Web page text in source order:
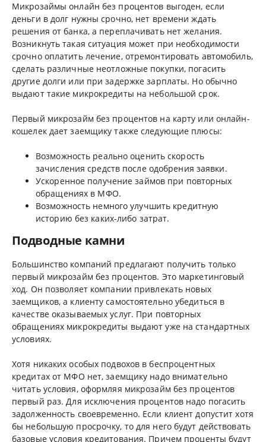
Микрозаймы онлайн без процентов выгоден, если
деньги в долг нужны срочно, нет времени ждать
решения от банка, а переплачивать нет желания.
Возникнуть такая ситуация может при необходимости
срочно оплатить лечение, отремонтировать автомобиль,
сделать различные неотложные покупки, погасить
другие долги или при задержке зарплаты. Но обычно
выдают такие микрокредиты на небольшой срок.
Первый микрозайм без процентов на карту или онлайн-
кошелек дает заемщику также следующие плюсы:
Возможность реально оценить скорость
зачисления средств после одобрения заявки.
Ускоренное получение займов при повторных
обращениях в МФО.
Возможность немного улучшить кредитную
историю без каких-либо затрат.
Подводные камни
Большинство компаний предлагают получить только
первый микрозайм без процентов. Это маркетинговый
ход. Он позволяет компании привлекать новых
заемщиков, а клиенту самостоятельно убедиться в
качестве оказываемых услуг. При повторных
обращениях микрокредиты выдают уже на стандартных
условиях.
Хотя никаких особых подвохов в беспроцентных
кредитах от МФО нет, заемщику надо внимательно
читать условия, оформляя микрозайм без процентов
первый раз. Для исключения процентов надо погасить
задолженность своевременно. Если клиент допустит хотя
бы небольшую просрочку, то для него будут действовать
базовые условия кредитования. Причем проценты будут